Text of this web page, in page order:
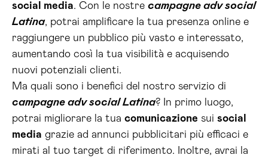
social media. Con le nostre campagne adv social
Latina, potrai amplificare la tua presenza online e
raggiungere un pubblico più vasto e interessato,
aumentando così la tua visibilità e acquisendo
nuovi potenziali clienti.
Ma quali sono i benefici del nostro servizio di
campagne adv social Latina? In primo luogo,
potrai migliorare la tua comunicazione sui social
media grazie ad annunci pubblicitari più efficaci e
mirati al tuo target di riferimento. Inoltre, avrai la